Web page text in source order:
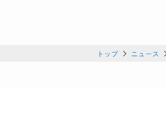
トップ ニュース